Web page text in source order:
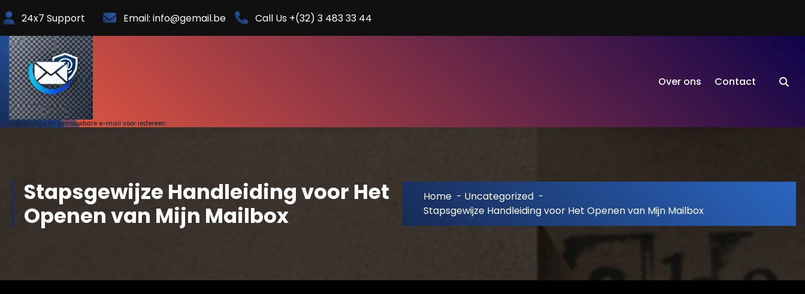
to
Content
24x7 Support Email: info@gemail.be Call Us +(32) 3 483 33 44
Eenvoudige en betrouwbare e-mail voor iedereen.
Over ons Contact
Stapsgewijze Handleiding voor Het
Openen van Mijn Mailbox
Home - Uncategorized -
Stapsgewijze Handleiding voor Het Openen van Mijn Mailbox